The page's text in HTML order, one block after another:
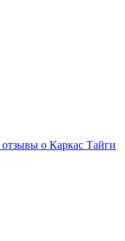
о Каркас Тайги